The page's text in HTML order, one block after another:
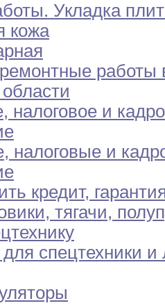
. Укладка
кожа
работы
, налоговое и
, налоговые и
кредит,
, тягачи,
спецтехники и